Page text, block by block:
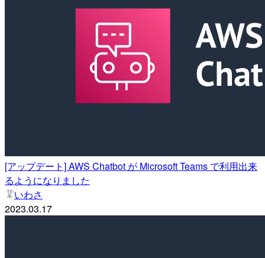
[アップデート] AWS Chatbot が Microsoft Teams で利用出来
るようになりました
いわさ
2023.03.17